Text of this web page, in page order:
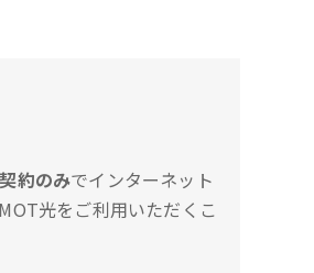
約のみでインターネット
光をご利用いただくこ